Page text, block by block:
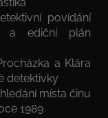
povídání
a ediční plán
a Klára
detektivky
místa činu
1989